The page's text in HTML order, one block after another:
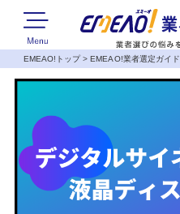
EMEAO!トップ>EMEAO!業者選定ガイド